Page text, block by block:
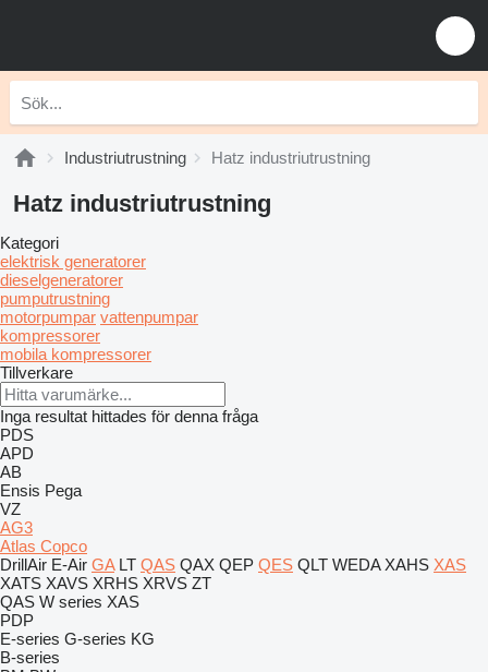
Industriutrustning Hatz industriutrustning
Hatz industriutrustning
Kategori
elektrisk generatorer
dieselgeneratorer
pumputrustning
motorpumpar vattenpumpar
kompressorer
mobila kompressorer
Tillverkare
Inga resultat hittades för denna fråga
PDS
APD
AB
Ensis Pega
VZ
AG3
Atlas Copco
DrillAir E-Air GA LT QAS QAX QEP QES QLT WEDA XAHS XAS
XATS XAVS XRHS XRVS ZT
QAS W series XAS
PDP
E-series G-series KG
B-series